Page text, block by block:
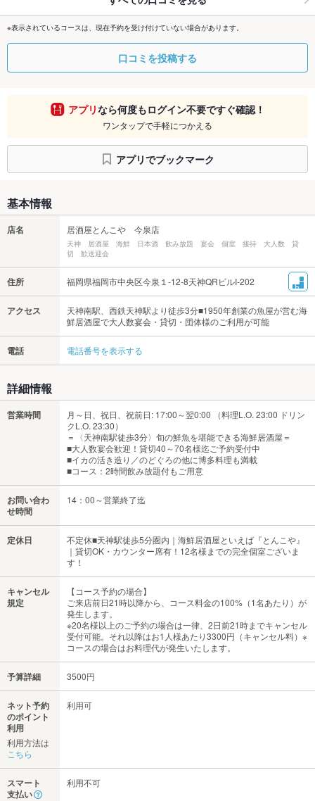
※表示されているコースは、現在予約を受け付けていない場合があります。
口コミを投稿する
アプリなら何度もログイン不要ですぐ確認！
ワンタップで手軽につかえる
アプリでブックマーク
基本情報
店名 居酒屋とんこや 今泉店
天神 居酒屋 海鮮 日本酒 飲み放題 宴会 個室 接待 大人数 貸
切 歓送迎会
住所 福岡県福岡市中央区今泉１-12-8天神QRビルI-202
アクセス
天神南駅、西鉄天神駅より徒歩3分■1950年創業の魚屋が営む海
鮮居酒屋で大人数宴会・貸切・団体様のご利用が可能
電話 電話番号を表示する
詳細情報
営業時間
月～日、祝日、祝前日: 17:00～翌0:00 （料理L.O. 23:00 ドリン
クL.O. 23:30）
＝〈天神南駅徒歩3分〉旬の鮮魚を堪能できる海鮮居酒屋＝
■大人数宴会歓迎！貸切40～70名様迄ご予約受付中
■イカの活き造り／のどぐろの他に博多料理も満載
■コース：2時間飲み放題付もご用意
お問い合わ
せ時間
14：00～営業終了迄
定休日
不定休■天神駅徒歩5分圏内｜海鮮居酒屋といえば『とんこや』
｜貸切OK・カウンター席有！12名様までの完全個室ございま
す！
キャンセル
規定
【コース予約の場合】
ご来店前日21時以降から、コース料金の100%（1名あたり）が
発生します。
※20名様以上のご予約の場合は一律、2日前21時までキャンセル
受付可能。それ以降はお1人様あたり3300円（キャンセル料）※
コースの場合はお料理代が発生いたします。
予算詳細 3500円
ネット予約
のポイント
利用
利用方法は
こちら
利用可
スマート
支払い
利用不可